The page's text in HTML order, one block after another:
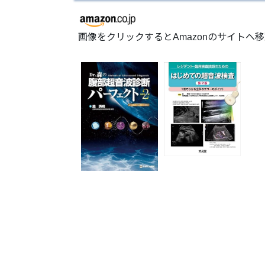
画像をクリックするとAmazonのサイトへ移